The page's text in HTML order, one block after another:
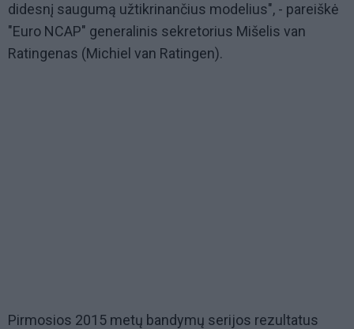
didesnį saugumą užtikrinančius modelius", - pareiškė
"Euro NCAP" generalinis sekretorius Mišelis van
Ratingenas (Michiel van Ratingen).
Pirmosios 2015 metų bandymų serijos rezultatus